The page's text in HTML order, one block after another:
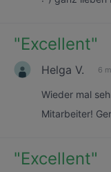
"Excellent"
Helga V. 6
Wieder mal
Mitarbeiter!
"Excellent"